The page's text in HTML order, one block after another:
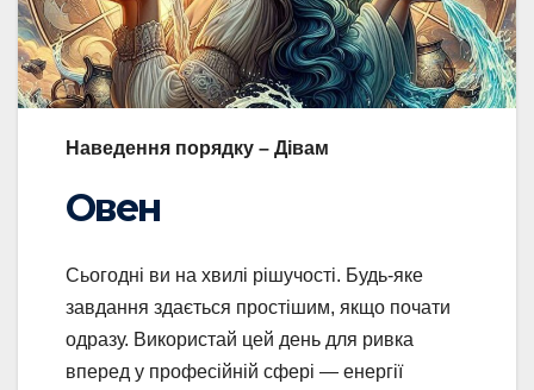
Наведення порядку – Дівам
Овен
Сьогодні ви на хвилі рішучості. Будь-яке
завдання здається простішим, якщо почати
одразу. Використай цей день для ривка
вперед у професійній сфері — енергії